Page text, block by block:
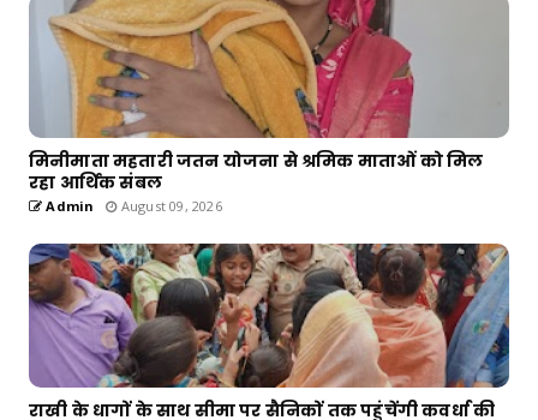
मिनीमाता महतारी जतन योजना से श्रमिक माताओं को मिल
रहा आर्थिक संबल
Admin August 09, 2026
राखी के धागों के साथ सीमा पर सैनिकों तक पहुंचेंगी कवर्धा की